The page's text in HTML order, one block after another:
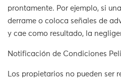
prontamente. Por ejemplo, si
derrame o coloca señales de
y cae como resultado, la
Notificación de Condiciones
Los propietarios no pueden ser